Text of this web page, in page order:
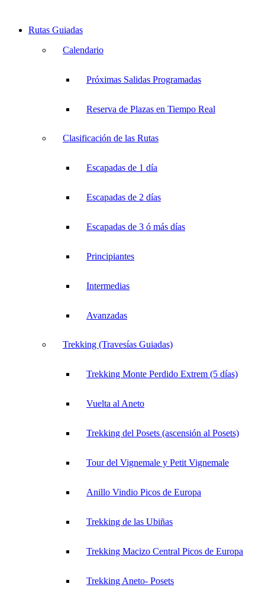
Rutas Guiadas
Calendario
Próximas Salidas Programadas
Reserva de Plazas en Tiempo Real
Clasificación de las Rutas
Escapadas de 1 día
Escapadas de 2 días
Escapadas de 3 ó más días
Principiantes
Intermedias
Avanzadas
Trekking (Travesías Guiadas)
Trekking Monte Perdido Extrem (5 días)
Vuelta al Aneto
Trekking del Posets (ascensión al Posets)
Tour del Vignemale y Petit Vignemale
Anillo Vindio Picos de Europa
Trekking de las Ubiñas
Trekking Macizo Central Picos de Europa
Trekking Aneto- Posets